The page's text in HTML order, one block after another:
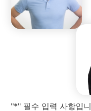
"*" 필수 입력 사항입